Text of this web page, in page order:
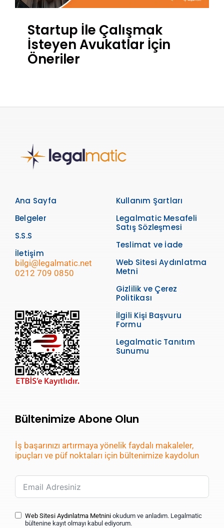
Startup İle Çalışmak
İsteyen Avukatlar İçin
Öneriler
Ana Sayfa
Belgeler
S.S.S
İletişim
bilgi@legalmatic.net
0212 709 0850
Kullanım Şartları
Legalmatic Mesafeli
Satış Sözleşmesi
Teslimat ve İade
Web Sitesi Aydınlatma
Metni
Gizlilik ve Çerez
Politikası
İlgili Kişi Başvuru
Formu
Legalmatic Tanıtım
Sunumu
Bültenimize Abone Olun
İş başarınızı artırmaya yönelik faydalı makaleler,
ipuçları ve püf noktaları için bültenimize kaydolun
Web Sitesi Aydınlatma Metniniokudum ve anladım. Legalmatic
bültenine kayıt olmayı kabul ediyorum.